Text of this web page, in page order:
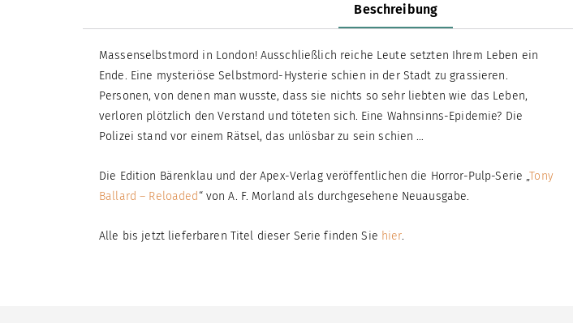
Beschreibung
Massenselbstmord in London! Ausschließlich reiche Leute setzten Ihrem Leben ein
Ende. Eine mysteriöse Selbstmord-Hysterie schien in der Stadt zu grassieren.
Personen, von denen man wusste, dass sie nichts so sehr liebten wie das Leben,
verloren plötzlich den Verstand und töteten sich. Eine Wahnsinns-Epidemie? Die
Polizei stand vor einem Rätsel, das unlösbar zu sein schien …
Die Edition Bärenklau und der Apex-Verlag veröffentlichen die Horror-Pulp-Serie „Tony
Ballard – Reloaded “ von A. F. Morland als durchgesehene Neuausgabe.
Alle bis jetzt lieferbaren Titel dieser Serie finden Sie hier.